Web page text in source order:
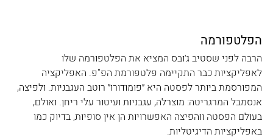
הפלטפורמה
הרבה לפני שסטיב ג׳ובס המציא את הפלטפורמה שלו
לאפליקציות כבר התקיימה פלטפורמת הפ"פ. האפליקציה
המפורסמת ביותר לפסטה היא ״פומודורו״ רוטב העגבניות. ולפיצה,
אנסמבל המרגריטה: מוצרלה, עגבניות ועיטור עלי ריחן. ואולם,
בעולם הפסטה ווהפיצה האפשרויות הן אין סופיות, בדיוק כמו
באפליקציות הדיגיטליות.